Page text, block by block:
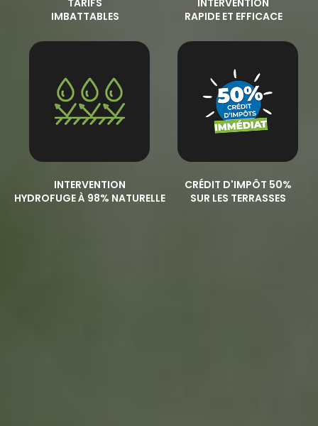
TARIFS
IMBATTABLES
INTERVENTION
RAPIDE ET EFFICACE
INTERVENTION
HYDROFUGE À 98% NATURELLE
CRÉDIT D'IMPÔT 50%
SUR LES TERRASSES